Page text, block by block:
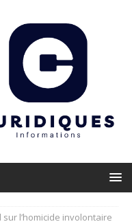
l’homicide involontaire